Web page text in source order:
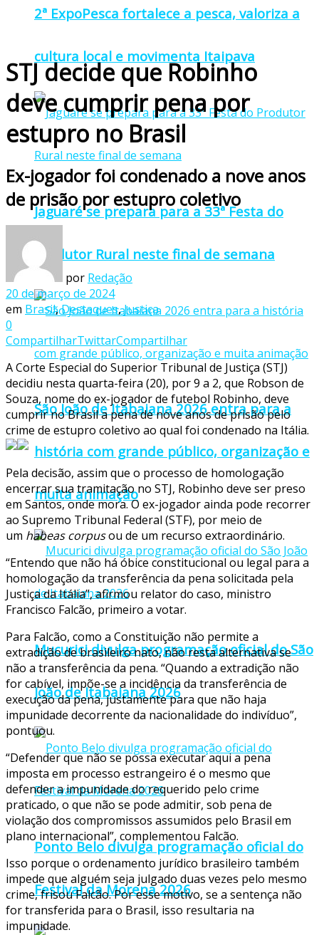
2ª ExpoPesca fortalece a pesca, valoriza a
cultura local e movimenta Itaipava
Jaguaré se prepara para a 33ª Festa do
Produtor Rural neste final de semana
São João de Itabaiana 2026 entra para a
história com grande público, organização e
muita animação
Mucurici divulga programação oficial do São
João de Itabaiana 2026
Ponto Belo divulga programação oficial do
Festival da Morena 2026
STJ decide que Robinho
deve cumprir pena por
estupro no Brasil
Ex-jogador foi condenado a nove anos
de prisão por estupro coletivo
por Redação
20 de março de 2024
em Brasil,Destaques,Justiça
0
CompartilharTwittarCompartilhar
A Corte Especial do Superior Tribunal de Justiça (STJ)
decidiu nesta quarta-feira (20), por 9 a 2, que Robson de
Souza, nome do ex-jogador de futebol Robinho, deve
cumprir no Brasil a pena de nove anos de prisão pelo
crime de estupro coletivo ao qual foi condenado na Itália.
Pela decisão, assim que o processo de homologação
encerrar sua tramitação no STJ, Robinho deve ser preso
em Santos, onde mora. O ex-jogador ainda pode recorrer
ao Supremo Tribunal Federal (STF), por meio de
um habeas corpusou de um recurso extraordinário.
“Entendo que não há óbice constitucional ou legal para a
homologação da transferência da pena solicitada pela
Justiça da Itália”, afirmou relator do caso, ministro
Francisco Falcão, primeiro a votar.
Para Falcão, como a Constituição não permite a
extradição de brasileiro nato, não resta alternativa se
não a transferência da pena. “Quando a extradição não
for cabível, impõe-se a incidência da transferência de
execução da pena, justamente para que não haja
impunidade decorrente da nacionalidade do indivíduo”,
pontuou.
“Defender que não se possa executar aqui a pena
imposta em processo estrangeiro é o mesmo que
defender a impunidade do requerido pelo crime
praticado, o que não se pode admitir, sob pena de
violação dos compromissos assumidos pelo Brasil em
plano internacional”, complementou Falcão.
Isso porque o ordenamento jurídico brasileiro também
impede que alguém seja julgado duas vezes pelo mesmo
crime, frisou Falcão. Por esse motivo, se a sentença não
for transferida para o Brasil, isso resultaria na
impunidade.